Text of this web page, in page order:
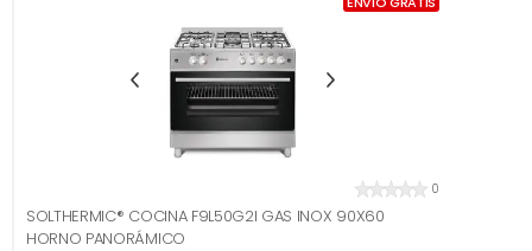
0
SOLTHERMIC® COCINA F9L50G2I GAS INOX 90X60
HORNO PANORÁMICO